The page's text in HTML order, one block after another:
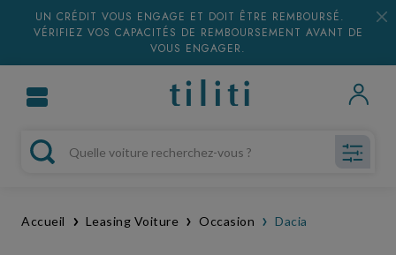
UN CRÉDIT VOUS ENGAGE ET DOIT ÊTRE REMBOURSÉ.
VÉRIFIEZ VOS CAPACITÉS DE REMBOURSEMENT AVANT DE
VOUS ENGAGER.
Accueil Leasing Voiture Occasion Dacia